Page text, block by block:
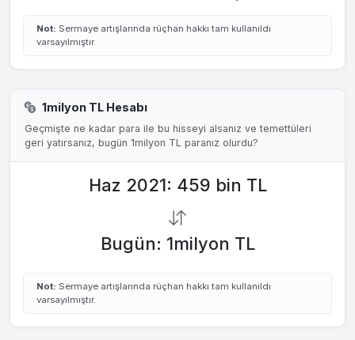
Not: Sermaye artışlarında rüçhan hakkı tam kullanıldı
varsayılmıştır.
1milyon TL Hesabı
Geçmişte ne kadar para ile bu hisseyi alsanız ve temettüleri
geri yatırsanız, bugün 1milyon TL paranız olurdu?
Haz 2021: 459 bin TL
Bugün: 1milyon TL
Not: Sermaye artışlarında rüçhan hakkı tam kullanıldı
varsayılmıştır.